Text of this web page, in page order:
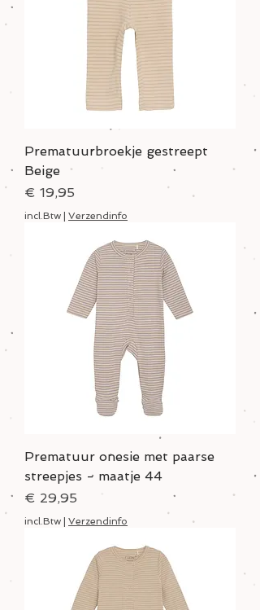
Prematuurbroekje gestreept
Beige
Prijs
€ 19,95
incl.Btw Verzendinfo
Prematuur onesie met paarse
streepjes - maatje 44
Prijs
€ 29,95
incl.Btw Verzendinfo